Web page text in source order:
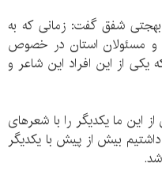
شفق گفت: زمانی که به
و مسئولان استان در خصوص
از این افراد این شاعر و
این ما یکدیگر را با شعر‌های
بیش از پیش با یکدیگر